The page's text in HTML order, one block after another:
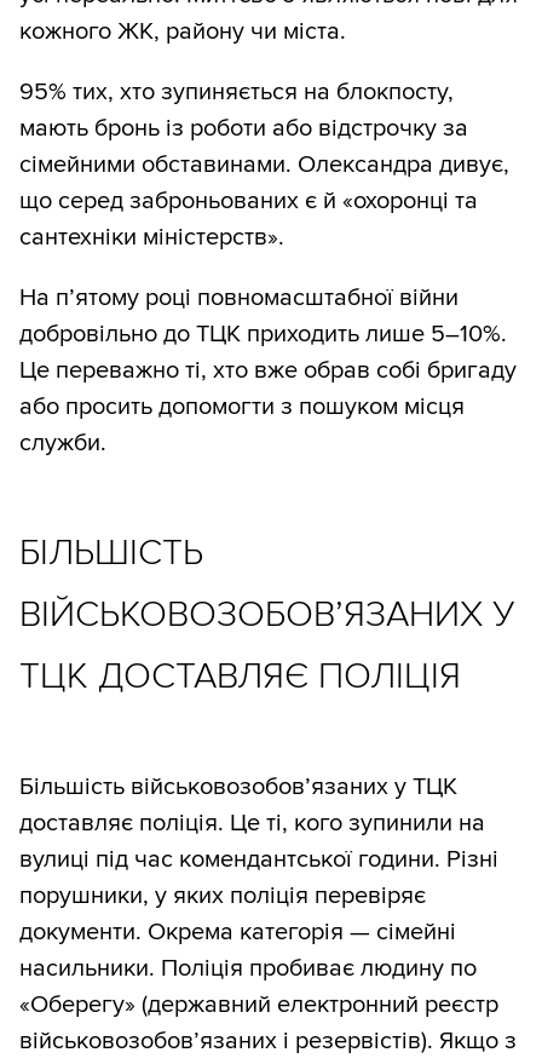
кожного ЖК, району чи міста.
95% тих, хто зупиняється на блокпосту,
мають бронь із роботи або відстрочку за
сімейними обставинами. Олександра дивує,
що серед заброньованих є й «охоронці та
сантехніки міністерств».
На п’ятому році повномасштабної війни
добровільно до ТЦК приходить лише 5–10%.
Це переважно ті, хто вже обрав собі бригаду
або просить допомогти з пошуком місця
служби.
БІЛЬШІСТЬ
ВІЙСЬКОВОЗОБОВ’ЯЗАНИХ У
ТЦК ДОСТАВЛЯЄ ПОЛІЦІЯ
Більшість військовозобов’язаних у ТЦК
доставляє поліція. Це ті, кого зупинили на
вулиці під час комендантської години. Різні
порушники, у яких поліція перевіряє
документи. Окрема категорія — сімейні
насильники. Поліція пробиває людину по
«Оберегу» (державний електронний реєстр
військовозобов’язаних і резервістів). Якщо з